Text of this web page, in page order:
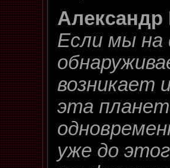
Александр
Если мы
возникает
эта
уже до